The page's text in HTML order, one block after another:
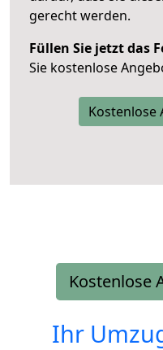
gerecht werden.
Füllen Sie jetzt das
Sie kostenlose
Kostenlose
Kostenlose
Ihr